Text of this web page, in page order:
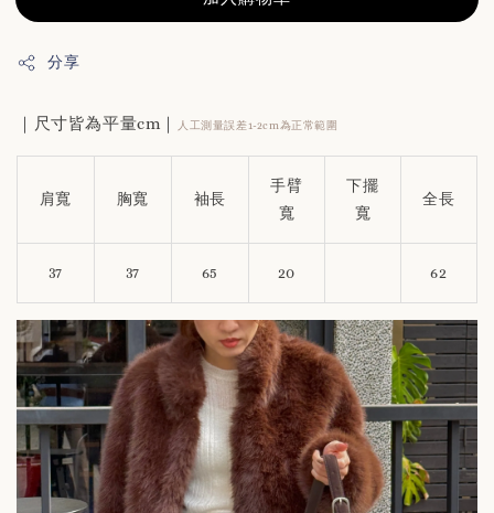
分享
｜尺寸皆為平量cm｜ 人工測量誤差1-2cm為正常範圍
肩寬 胸寬 袖長
手臂
寬
下擺
寬
全長
37 37 65 20 62